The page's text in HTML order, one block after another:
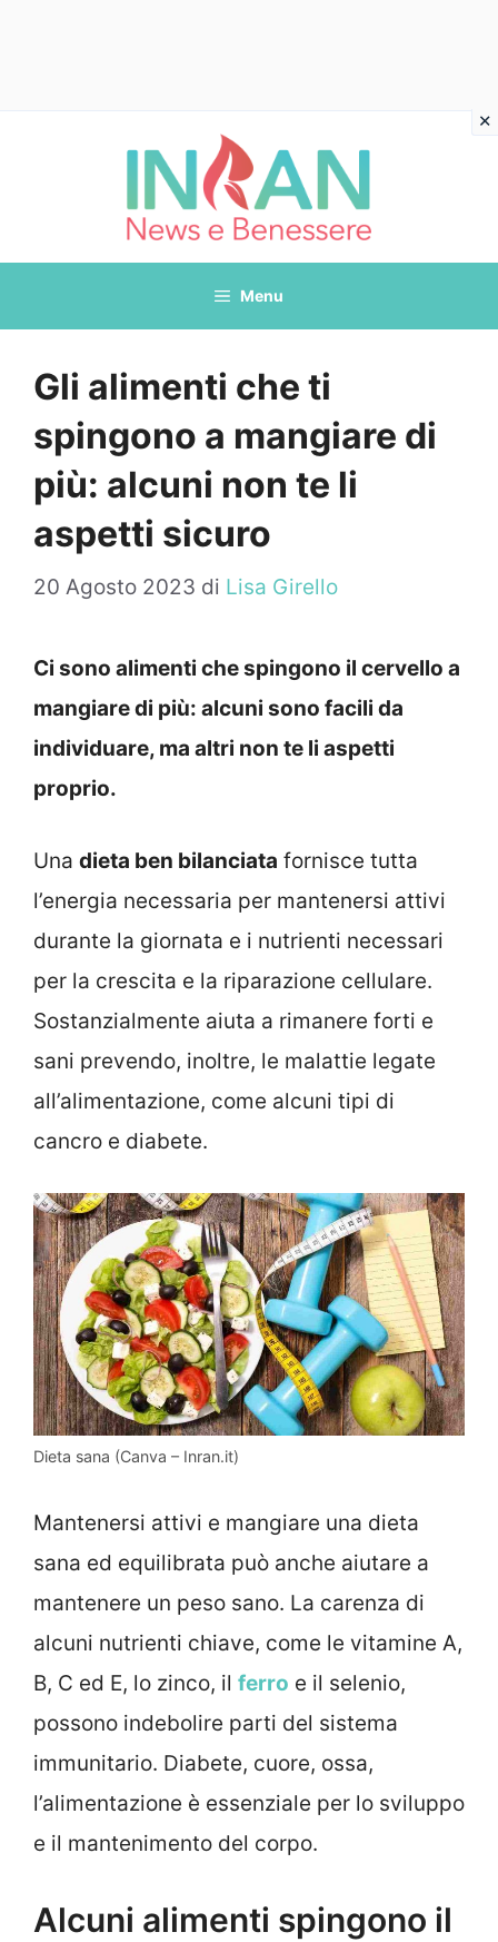
Menu
Gli alimenti che ti
spingono a mangiare di
più: alcuni non te li
aspetti sicuro
20 Agosto 2023 di Lisa Girello
Ci sono alimenti che spingono il cervello a
mangiare di più: alcuni sono facili da
individuare, ma altri non te li aspetti
proprio.
Una dieta ben bilanciata fornisce tutta
l’energia necessaria per mantenersi attivi
durante la giornata e i nutrienti necessari
per la crescita e la riparazione cellulare.
Sostanzialmente aiuta a rimanere forti e
sani prevendo, inoltre, le malattie legate
all’alimentazione, come alcuni tipi di
cancro e diabete.
Dieta sana (Canva – Inran.it)
Mantenersi attivi e mangiare una dieta
sana ed equilibrata può anche aiutare a
mantenere un peso sano. La carenza di
alcuni nutrienti chiave, come le vitamine A,
B, C ed E, lo zinco, il ferro e il selenio,
possono indebolire parti del sistema
immunitario. Diabete, cuore, ossa,
l’alimentazione è essenziale per lo sviluppo
e il mantenimento del corpo.
Alcuni alimenti spingono il